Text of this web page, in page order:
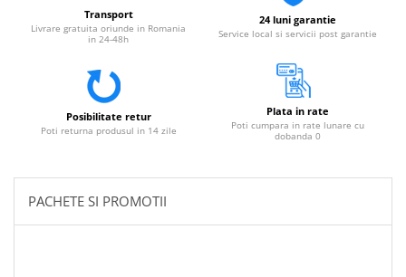
Transport
Livrare gratuita oriunde in Romania
in 24-48h
24 luni garantie
Service local si servicii post garantie
Posibilitate retur
Poti returna produsul in 14 zile
Plata in rate
Poti cumpara in rate lunare cu
dobanda 0
PACHETE SI PROMOTII